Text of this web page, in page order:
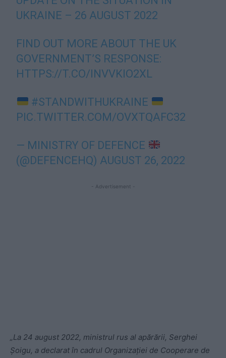
UKRAINE – 26 AUGUST 2022
FIND OUT MORE ABOUT THE UK
GOVERNMENT’S RESPONSE:
HTTPS://T.CO/INVVKIO2XL
#STANDWITHUKRAINE
PIC.TWITTER.COM/OVXTQAFC32
— MINISTRY OF DEFENCE
(@DEFENCEHQ) AUGUST 26, 2022
- Advertisement -
„La 24 august 2022, ministrul rus al apărării, Serghei
Șoigu, a declarat în cadrul Organizației de Cooperare de